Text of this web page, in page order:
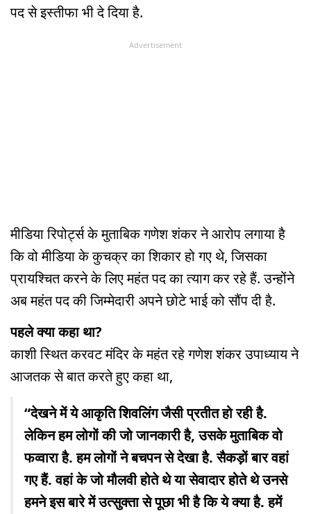
पद से इस्तीफा भी दे दिया है.
Advertisement
मीडिया रिपोर्ट्स के मुताबिक गणेश शंकर ने आरोप लगाया है
कि वो मीडिया के कुचक्र का शिकार हो गए थे, जिसका
प्रायश्चित करने के लिए महंत पद का त्याग कर रहे हैं. उन्होंने
अब महंत पद की जिम्मेदारी अपने छोटे भाई को सौंप दी है.
पहले क्या कहा था?
काशी स्थित करवट मंदिर के महंत रहे गणेश शंकर उपाध्याय ने
आजतक से बात करते हुए कहा था,
“देखने में ये आकृति शिवलिंग जैसी प्रतीत हो रही है.
लेकिन हम लोगों की जो जानकारी है, उसके मुताबिक वो
फव्वारा है. हम लोगों ने बचपन से देखा है. सैकड़ों बार वहां
गए हैं. वहां के जो मौलवी होते थे या सेवादार होते थे उनसे
हमने इस बारे में उत्सुक्ता से पूछा भी है कि ये क्या है. हमें